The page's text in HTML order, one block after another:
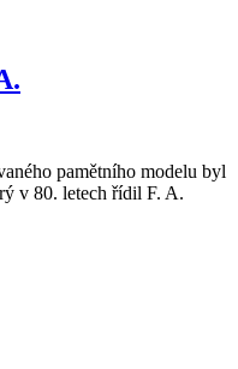
pamětního modelu byl
v 80. letech řídil F. A.